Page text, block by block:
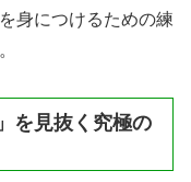
身につけるための練
を見抜く究極の